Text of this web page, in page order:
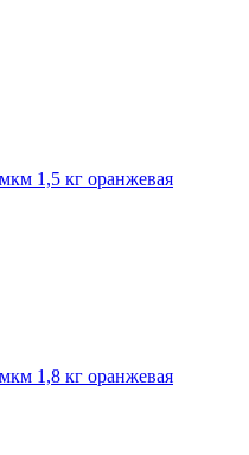
1,5 кг оранжевая
1,8 кг оранжевая